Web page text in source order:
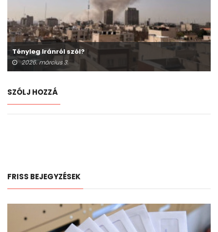
Tényleg Iránról szól?
2026. március 3.
SZÓLJ HOZZÁ
FRISS BEJEGYZÉSEK